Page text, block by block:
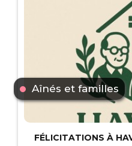
Aînés et familles
FÉLICITATIONS À